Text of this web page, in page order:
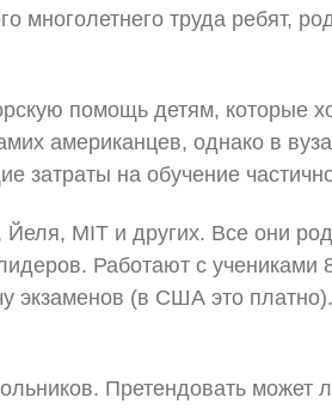
многолетнего труда ребят,
помощь детям, которые
американцев, однако в
затраты на обучение
MIT и других. Все они
Работают с учениками
экзаменов (в США это
Претендовать